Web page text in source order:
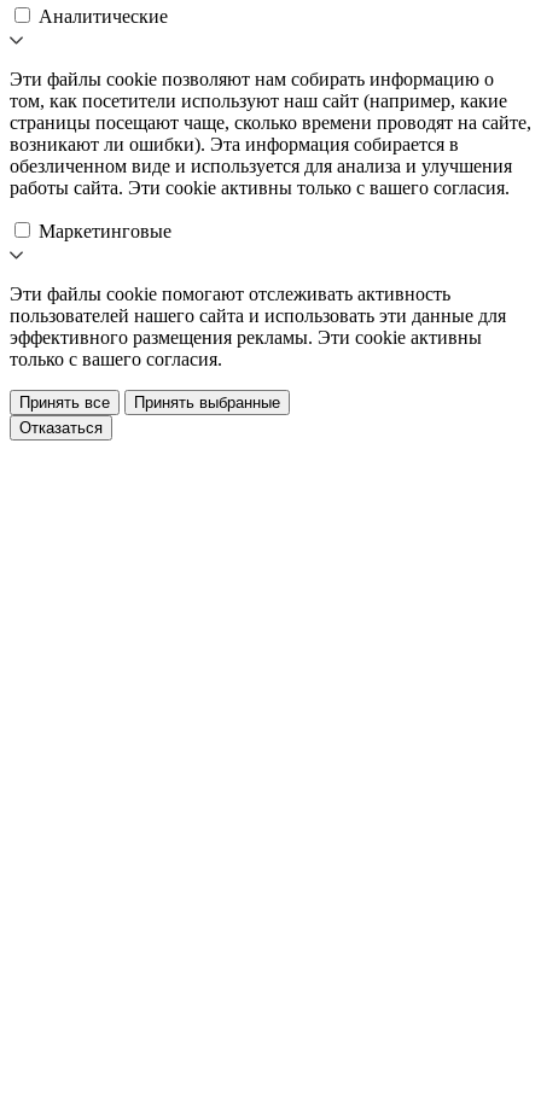
Аналитические
Эти файлы cookie позволяют нам собирать информацию о
том, как посетители используют наш сайт (например, какие
страницы посещают чаще, сколько времени проводят на сайте,
возникают ли ошибки). Эта информация собирается в
обезличенном виде и используется для анализа и улучшения
работы сайта. Эти cookie активны только с вашего согласия.
Маркетинговые
Эти файлы cookie помогают отслеживать активность
пользователей нашего сайта и использовать эти данные для
эффективного размещения рекламы. Эти cookie активны
только с вашего согласия.
Принять все
Принять выбранные
Отказаться